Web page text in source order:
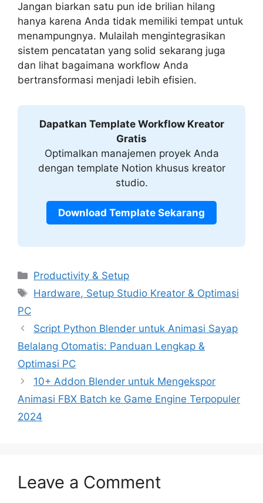
Jangan biarkan satu pun ide brilian hilang
hanya karena Anda tidak memiliki tempat untuk
menampungnya. Mulailah mengintegrasikan
sistem pencatatan yang solid sekarang juga
dan lihat bagaimana workflow Anda
bertransformasi menjadi lebih efisien.
Dapatkan Template Workflow Kreator
Gratis
Optimalkan manajemen proyek Anda
dengan template Notion khusus kreator
studio.
Download Template Sekarang
Categories
Productivity & Setup
Tags
Hardware, Setup Studio Kreator & Optimasi
PC
Script Python Blender untuk Animasi Sayap
Belalang Otomatis: Panduan Lengkap &
Optimasi PC
10+ Addon Blender untuk Mengekspor
Animasi FBX Batch ke Game Engine Terpopuler
2024
Leave a Comment